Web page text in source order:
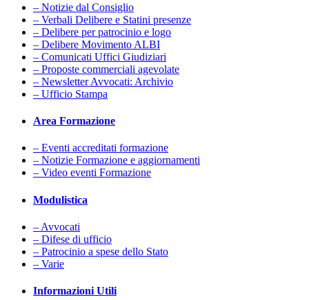
– Notizie dal Consiglio
– Verbali Delibere e Statini presenze
– Delibere per patrocinio e logo
– Delibere Movimento ALBI
– Comunicati Uffici Giudiziari
– Proposte commerciali agevolate
– Newsletter Avvocati: Archivio
– Ufficio Stampa
Area Formazione
– Eventi accreditati formazione
– Notizie Formazione e aggiornamenti
– Video eventi Formazione
Modulistica
– Avvocati
– Difese di ufficio
– Patrocinio a spese dello Stato
– Varie
Informazioni Utili